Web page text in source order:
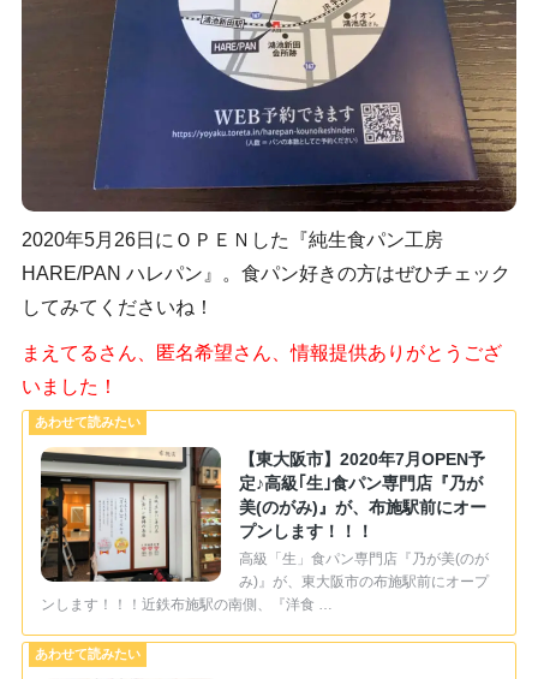
2020年5月26日にＯＰＥＮした『純生食パン工房
HARE/PAN ハレパン』。食パン好きの方はぜひチェック
してみてくださいね！
まえてるさん、匿名希望さん、情報提供ありがとうござ
いました！
【東大阪市】2020年7月OPEN予
定♪高級｢生｣食パン専門店『乃が
美(のがみ)』が、布施駅前にオー
プンします！！！
高級「生」食パン専門店『乃が美(のが
み)』が、東大阪市の布施駅前にオープ
ンします！！！近鉄布施駅の南側、『洋食 …